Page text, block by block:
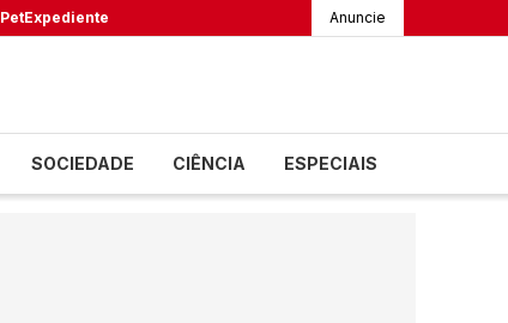
PetExpediente Anuncie
SOCIEDADE CIÊNCIA ESPECIAIS